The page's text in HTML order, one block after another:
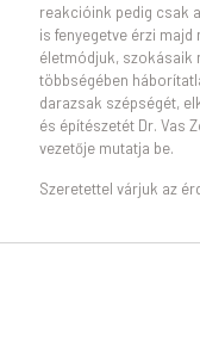
reakcióink pedig csak
is fenyegetve érzi majd
életmódjuk, szokásaik
többségében
darazsak szépségét,
és építészetét Dr. Vas
vezetője mutatja be.
Szeretettel várjuk az